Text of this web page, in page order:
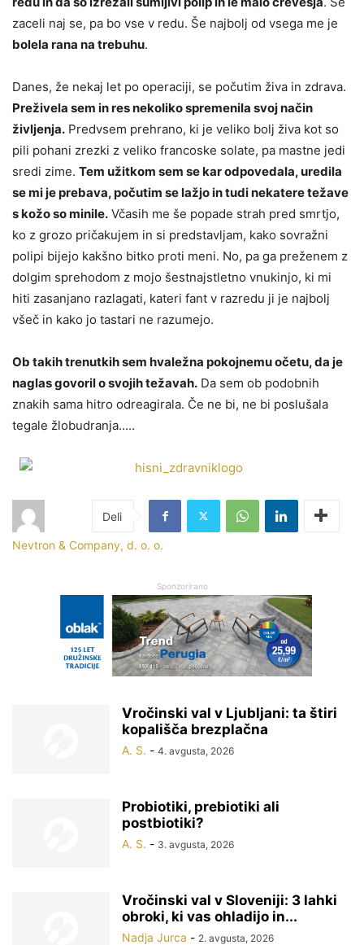
zaceli naj se, pa bo vse v redu. Še najbolj od vsega me je
bolela rana na trebuhu.
Danes, že nekaj let po operaciji, se počutim živa in zdrava.
Preživela sem in res nekoliko spremenila svoj način
življenja. Predvsem prehrano, ki je veliko bolj živa kot so
pili pohani zrezki z veliko francoske solate, pa mastne jedi
sredi zime. Tem užitkom sem se kar odpovedala, uredila
se mi je prebava, počutim se lažjo in tudi nekatere težave
s kožo so minile. Včasih me še popade strah pred smrtjo,
ko z grozo pričakujem in si predstavljam, kako sovražni
polipi bijejo kakšno bitko proti meni. No, pa ga preženem z
dolgim sprehodom z mojo šestnajstletno vnukinjo, ki mi
hiti zasanjano razlagati, kateri fant v razredu ji je najbolj
všeč in kako jo tastari ne razumejo.
Ob takih trenutkih sem hvaležna pokojnemu očetu, da je
naglas govoril o svojih težavah. Da sem ob podobnih
znakih sama hitro odreagirala. Če ne bi, ne bi poslušala
tegale žlobudranja…..
Nevtron & Company, d. o. o.
Sponzorirano
Vročinski val v Ljubljani: ta štiri
kopališča brezplačna
A. S. - 4. avgusta, 2026
Probiotiki, prebiotiki ali
postbiotiki?
A. S. - 3. avgusta, 2026
Vročinski val v Sloveniji: 3 lahki
obroki, ki vas ohladijo in...
Nadja Jurca - 2. avgusta, 2026